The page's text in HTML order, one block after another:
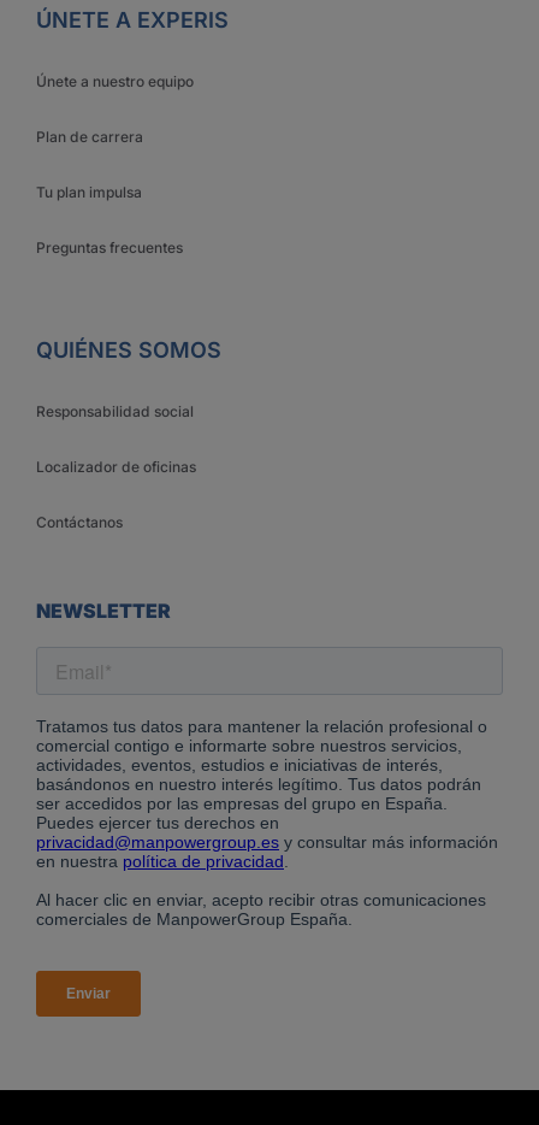
ÚNETE A EXPERIS
Únete a nuestro equipo
Plan de carrera
Tu plan impulsa
Preguntas frecuentes
QUIÉNES SOMOS
Responsabilidad social
Localizador de oficinas
Contáctanos
NEWSLETTER